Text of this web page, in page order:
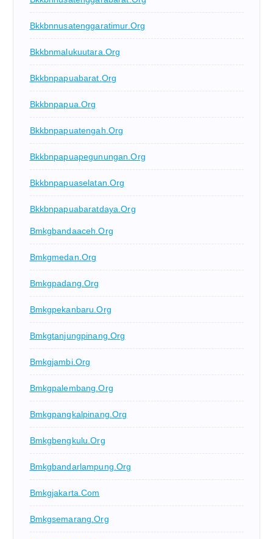
Bkkbnnusatenggaratimur.org
Bkkbnmalukuutara.org
Bkkbnpapuabarat.org
Bkkbnpapua.org
Bkkbnpapuatengah.org
Bkkbnpapuapegunungan.org
Bkkbnpapuaselatan.org
Bkkbnpapuabaratdaya.org
Bmkgbandaaceh.org
Bmkgmedan.org
Bmkgpadang.org
Bmkgpekanbaru.org
Bmkgtanjungpinang.org
Bmkgjambi.org
Bmkgpalembang.org
Bmkgpangkalpinang.org
Bmkgbengkulu.org
Bmkgbandarlampung.org
Bmkgjakarta.com
Bmkgsemarang.org